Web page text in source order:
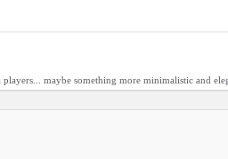
maybe something more minimalistic and